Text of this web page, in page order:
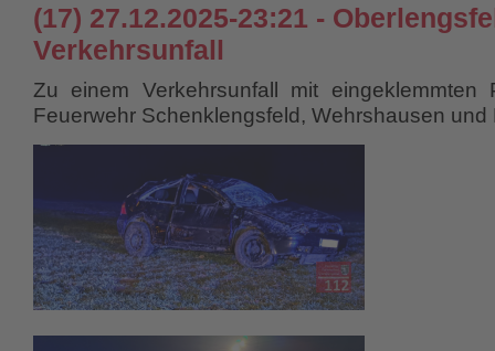
(17) 27.12.2025-23:21 -
Verkehrsunfall
Zu einem Verkehrsunfall mit eingeklemmten
Feuerwehr Schenklengsfeld, Wehrshausen